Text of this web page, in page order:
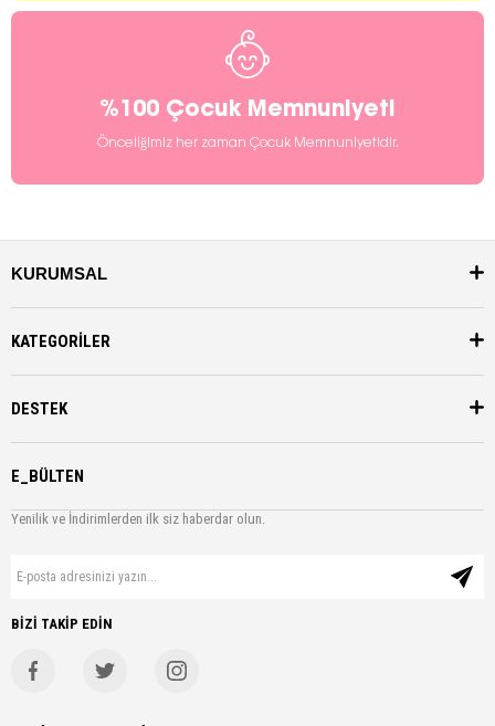
%100 Çocuk Memnuniyeti
Önceliğimiz her zaman Çocuk Memnuniyetidir.
KURUMSAL
KATEGORİLER
DESTEK
E_BÜLTEN
Yenilik ve İndirimlerden ilk siz haberdar olun.
BİZİ TAKİP EDİN